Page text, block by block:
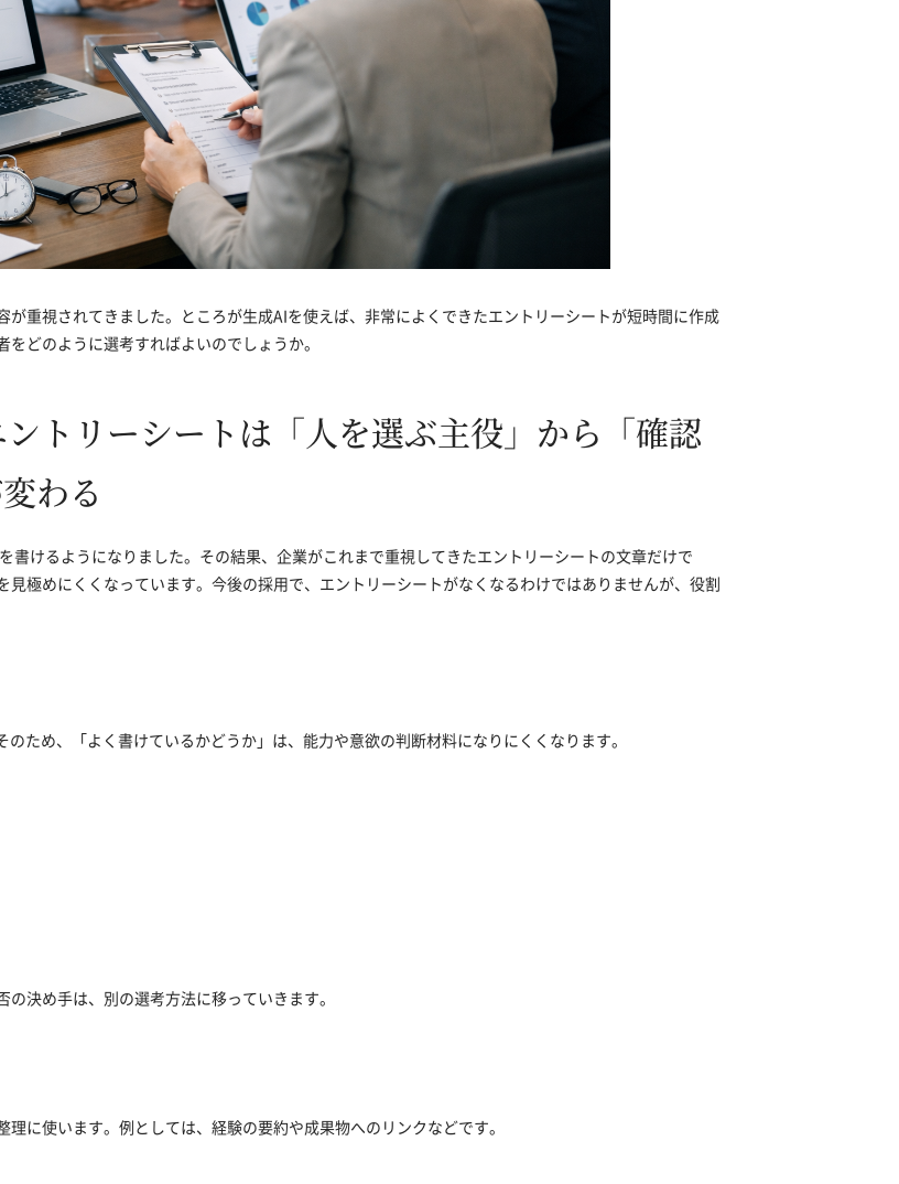
重視されてきました。ところが生成AIを使えば、非常によくできたエントリーシートが短時間に作成
どのように選考すればよいのでしょうか。
トリーシートは「人を選ぶ主役」から「確認
わる
書けるようになりました。その結果、企業がこれまで重視してきたエントリーシートの文章だけで
極めにくくなっています。今後の採用で、エントリーシートがなくなるわけではありませんが、役割
ため、「よく書けているかどうか」は、能力や意欲の判断材料になりにくくなります。
決め手は、別の選考方法に移っていきます。
に使います。例としては、経験の要約や成果物へのリンクなどです。